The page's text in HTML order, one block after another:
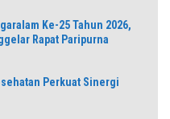
Ke-25 Tahun 2026,
Rapat Paripurna
Perkuat Sinergi